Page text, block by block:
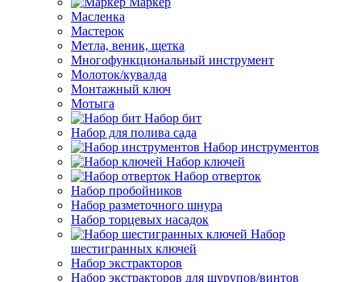
Масленка
Мастерок
Метла, веник, щетка
Многофункциональный инструмент
Молоток/кувалда
Монтажный ключ
Мотыга
Набор бит
Набор для полива сада
Набор инструментов
Набор ключей
Набор отверток
Набор пробойников
Набор разметочного шнура
Набор торцевых насадок
Набор
шестигранных ключей
Набор экстракторов
Набор экстракторов для шурупов/винтов